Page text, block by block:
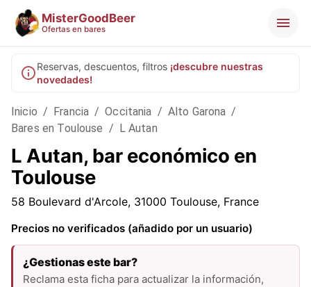
MisterGoodBeer
Ofertas en bares
Reservas, descuentos, filtros ¡descubre nuestras
novedades!
Inicio / Francia / Occitania / Alto Garona /
Bares en Toulouse / L Autan
L Autan, bar económico en
Toulouse
58 Boulevard d'Arcole, 31000 Toulouse, France
Precios no verificados (añadido por un usuario)
¿Gestionas este bar?
Reclama esta ficha para actualizar la información,